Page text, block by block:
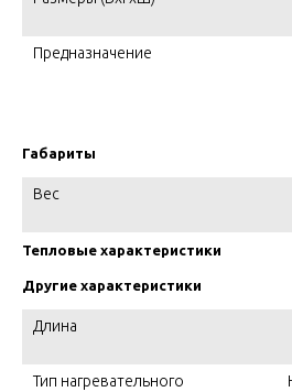
Предназначение
Габариты
Вес
Тепловые характеристики
Другие характеристики
Длина
Тип нагревательного